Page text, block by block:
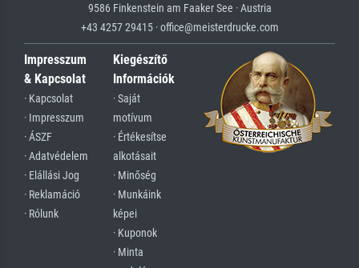
9586 Finkenstein am Faaker See · Austria
+43 4257 29415 · office@meisterdrucke.com
Impresszum
& Kapcsolat
· Kapcsolat
· Impresszum
· ÁSZF
· Adatvédelem
· Elállási Jog
· Reklamáció
· Rólunk
Kiegészítő
Információk
· Saját
motívum
· Értékesítse
alkotásait
· Minőség
· Munkáink
képei
· Kuponok
· Minta